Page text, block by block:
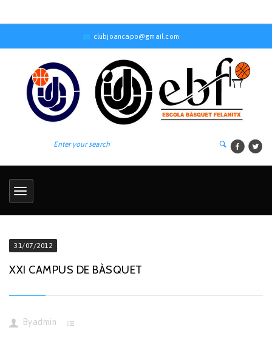
clubjoancapo@gmail.com
31/07/2012
XXI CAMPUS DE BÀSQUET
Byadmin